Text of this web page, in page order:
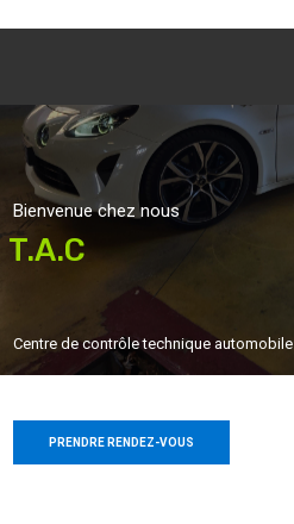
Bienvenue chez nous
T.A.C
Centre de contrôle technique automobile
PRENDRE RENDEZ-VOUS